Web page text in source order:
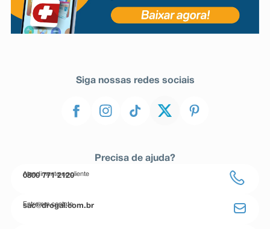
Siga nossas redes sociais
Precisa de ajuda?
Atendimento ao cliente
0800 771 2120
Entre em contato
sac@drogal.com.br